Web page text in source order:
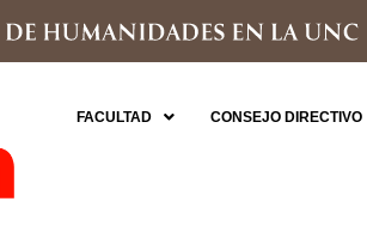
FACULTAD CONSEJO DIRECTIVO